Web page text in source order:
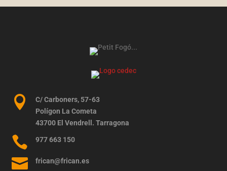

C/ Carboners, 57-63
Polígon La Cometa
43700 El Vendrell. Tarragona
 977 663 150
 frican@frican.es